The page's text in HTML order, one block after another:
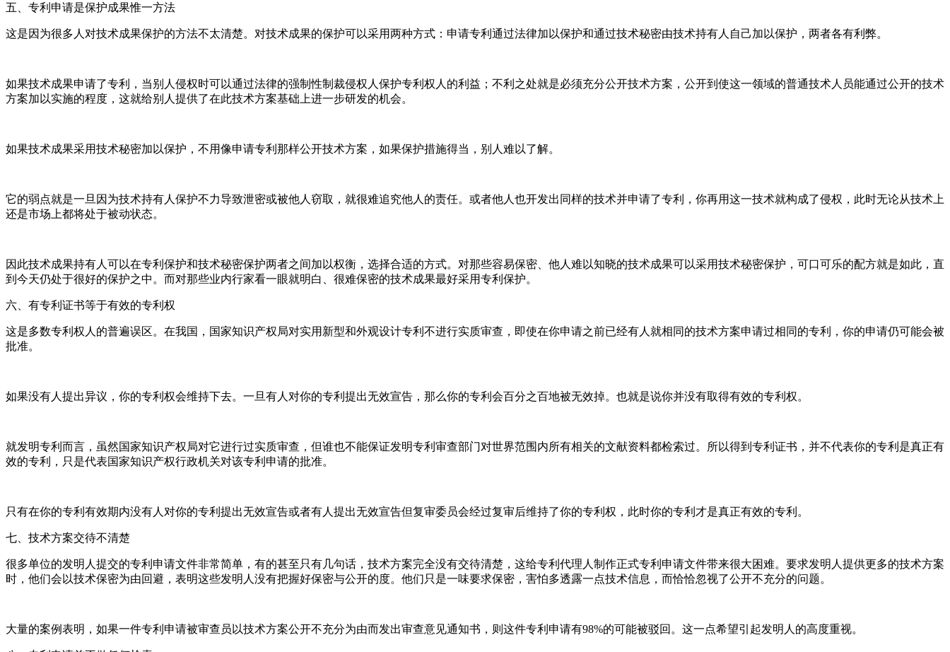
五、专利申请是保护成果惟一方法
这是因为很多人对技术成果保护的方法不太清楚。对技术成果的保护可以采用两种方式：申请专利通过法律加以保护和通过技术秘密由技术持有人自己加以保护，两者各有利弊。
如果技术成果申请了专利，当别人侵权时可以通过法律的强制性制裁侵权人保护专利权人的利益；不利之处就是必须充分公开技术方案，公开到使这一领域的普通技术人员能通过公开的技术
方案加以实施的程度，这就给别人提供了在此技术方案基础上进一步研发的机会。
如果技术成果采用技术秘密加以保护，不用像申请专利那样公开技术方案，如果保护措施得当，别人难以了解。
它的弱点就是一旦因为技术持有人保护不力导致泄密或被他人窃取，就很难追究他人的责任。或者他人也开发出同样的技术并申请了专利，你再用这一技术就构成了侵权，此时无论从技术上
还是市场上都将处于被动状态。
因此技术成果持有人可以在专利保护和技术秘密保护两者之间加以权衡，选择合适的方式。对那些容易保密、他人难以知晓的技术成果可以采用技术秘密保护，可口可乐的配方就是如此，直
到今天仍处于很好的保护之中。而对那些业内行家看一眼就明白、很难保密的技术成果最好采用专利保护。
六、有专利证书等于有效的专利权
这是多数专利权人的普遍误区。在我国，国家知识产权局对实用新型和外观设计专利不进行实质审查，即使在你申请之前已经有人就相同的技术方案申请过相同的专利，你的申请仍可能会被
批准。
如果没有人提出异议，你的专利权会维持下去。一旦有人对你的专利提出无效宣告，那么你的专利会百分之百地被无效掉。也就是说你并没有取得有效的专利权。
就发明专利而言，虽然国家知识产权局对它进行过实质审查，但谁也不能保证发明专利审查部门对世界范围内所有相关的文献资料都检索过。所以得到专利证书，并不代表你的专利是真正有
效的专利，只是代表国家知识产权行政机关对该专利申请的批准。
只有在你的专利有效期内没有人对你的专利提出无效宣告或者有人提出无效宣告但复审委员会经过复审后维持了你的专利权，此时你的专利才是真正有效的专利。
七、技术方案交待不清楚
很多单位的发明人提交的专利申请文件非常简单，有的甚至只有几句话，技术方案完全没有交待清楚，这给专利代理人制作正式专利申请文件带来很大困难。要求发明人提供更多的技术方案
时，他们会以技术保密为由回避，表明这些发明人没有把握好保密与公开的度。他们只是一味要求保密，害怕多透露一点技术信息，而恰恰忽视了公开不充分的问题。
大量的案例表明，如果一件专利申请被审查员以技术方案公开不充分为由而发出审查意见通知书，则这件专利申请有98%的可能被驳回。这一点希望引起发明人的高度重视。